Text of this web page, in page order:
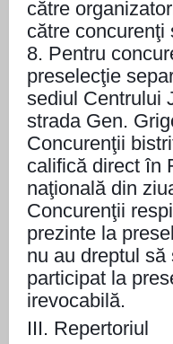
către
către concurenţi
8. Pentru
preselecţie
sediul Centrului
strada Gen.
Concurenţii
califică direct în
naţională din
Concurenţii
prezinte la
nu au dreptul
participat la
irevocabilă.
III. Repertoriul